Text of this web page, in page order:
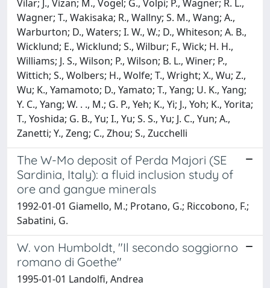
Vilar; J., Vizan; M., Vogel; G., Volpi; P., Wagner; R. L.,
Wagner; T., Wakisaka; R., Wallny; S. M., Wang; A.,
Warburton; D., Waters; I. W., W.; D., Whiteson; A. B.,
Wicklund; E., Wicklund; S., Wilbur; F., Wick; H. H.,
Williams; J. S., Wilson; P., Wilson; B. L., Winer; P.,
Wittich; S., Wolbers; H., Wolfe; T., Wright; X., Wu; Z.,
Wu; K., Yamamoto; D., Yamato; T., Yang; U. K., Yang;
Y. C., Yang; W. . ., M.; G. P., Yeh; K., Yi; J., Yoh; K., Yorita;
T., Yoshida; G. B., Yu; I., Yu; S. S., Yu; J. C., Yun; A.,
Zanetti; Y., Zeng; C., Zhou; S., Zucchelli
The W-Mo deposit of Perda Majori (SE
Sardinia, Italy): a fluid inclusion study of
ore and gangue minerals
1992-01-01 Giamello, M.; Protano, G.; Riccobono, F.;
Sabatini, G.
W. von Humboldt, "Il secondo soggiorno
romano di Goethe"
1995-01-01 Landolfi, Andrea